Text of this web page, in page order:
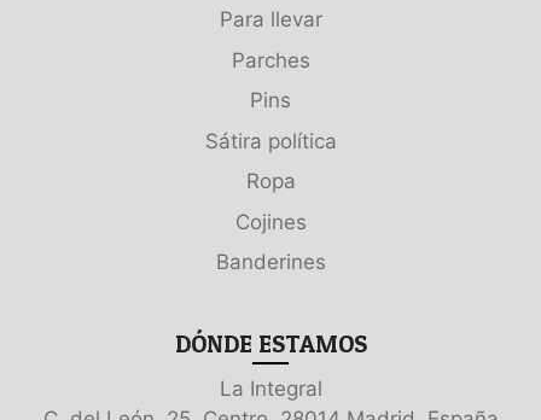
Para llevar
Parches
Pins
Sátira política
Ropa
Cojines
Banderines
DÓNDE ESTAMOS
La Integral